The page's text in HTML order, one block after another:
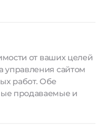
от ваших целей
управления сайтом
работ. Обе
продаваемые и